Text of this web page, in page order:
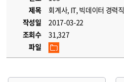
제목
회계사, IT, 빅데이터 경력
작성일
2017-03-22
조회수
31,327
파일